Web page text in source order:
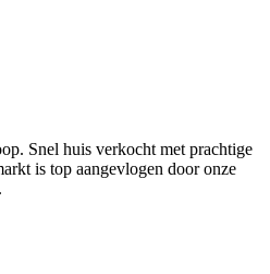
Snel huis verkocht met prachtige
is top aangevlogen door onze